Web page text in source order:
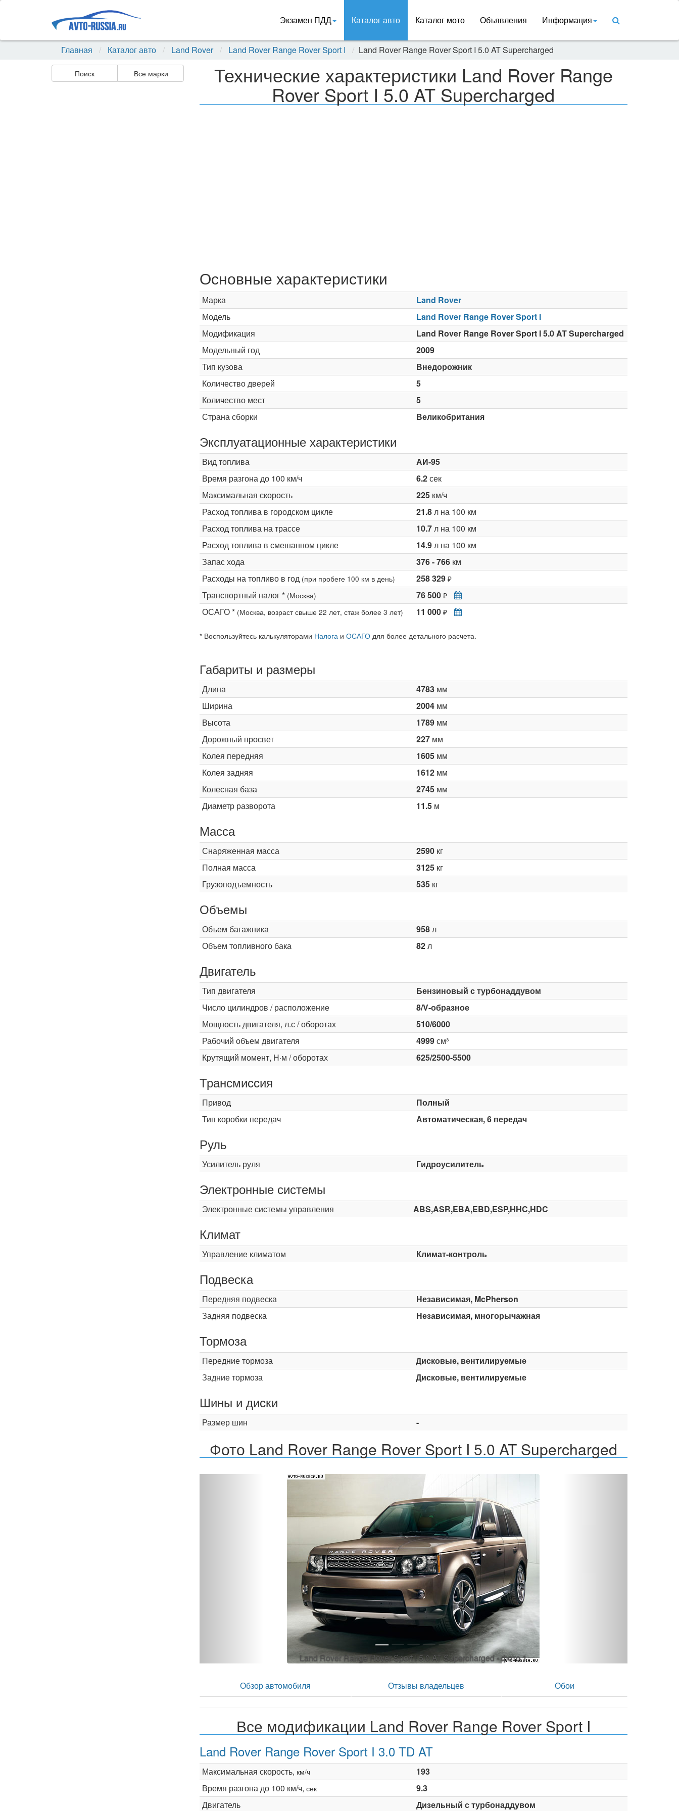
Экзамен ПДД Каталог авто Каталог мото Объявления Информация
Главная Каталог авто Land Rover Land Rover Range Rover Sport I Land Rover Range Rover Sport I 5.0 AT Supercharged
Поиск Все марки Технические характеристики Land Rover Range
Rover Sport I 5.0 AT Supercharged
Основные характеристики
Марка
Land Rover
Модель
Land Rover Range Rover Sport I
Модификация
Land Rover Range Rover Sport I 5.0 AT Supercharged
Модельный год
2009
Тип кузова
Внедорожник
Количество дверей
5
Количество мест
5
Страна сборки
Великобритания
Эксплуатационные характеристики
Вид топлива
АИ-95
Время разгона до 100 км/ч
6.2сек
Максимальная скорость
225км/ч
Расход топлива в городском цикле
21.8л на 100 км
Расход топлива на трассе
10.7л на 100 км
Расход топлива в смешанном цикле
14.9л на 100 км
Запас хода
376 - 766км
Расходы на топливо в год (при пробеге 100 км в день) 258 329 ₽
Транспортный налог * (Москва) 76 500 ₽
ОСАГО * (Москва, возраст свыше 22 лет, стаж более 3 лет) 11 000 ₽
* Воспользуйтесь калькуляторами Налогаи ОСАГОдля более детального расчета.
Габариты и размеры
Длина 4783мм
Ширина
2004мм
Высота
1789мм
Дорожный просвет
227мм
Колея передняя
1605мм
Колея задняя
1612мм
Колесная база
2745мм
Диаметр разворота
11.5м
Масса
Снаряженная масса 2590кг
Полная масса
3125кг
Грузоподъемность
535кг
Объемы
Объем багажника 958л
Объем топливного бака
82л
Двигатель
Тип двигателя
Бензиновый с турбонаддувом
Число цилиндров / расположение
8/V-образное
Мощность двигателя, л.с / оборотах
510/6000
Рабочий объем двигателя
4999см³
Крутящий момент, Н·м / оборотах
625/2500-5500
Трансмиссия
Привод
Полный
Тип коробки передач
Автоматическая, 6 передач
Руль
Усилитель руля Гидроусилитель
Электронные системы
Электронные системы управления ABS,ASR,EBA,EBD,ESP,HHC,HDC
Климат
Управление климатом Климат-контроль
Подвеска
Передняя подвеска
Независимая, McPherson
Задняя подвеска
Независимая, многорычажная
Тормоза
Передние тормоза
Дисковые, вентилируемые
Задние тормоза
Дисковые, вентилируемые
Шины и диски
Размер шин -
Фото Land Rover Range Rover Sport I 5.0 AT Supercharged
Land Rover Range Rover Sport I 5.0 AT Supercharged - фото 2
Обзор автомобиля Отзывы владельцев Обои
Все модификации Land Rover Range Rover Sport I
Land Rover Range Rover Sport I 3.0 TD AT
Максимальная скорость, км/ч
193
Время разгона до 100 км/ч, сек
9.3
Двигатель
Дизельный с турбонаддувом